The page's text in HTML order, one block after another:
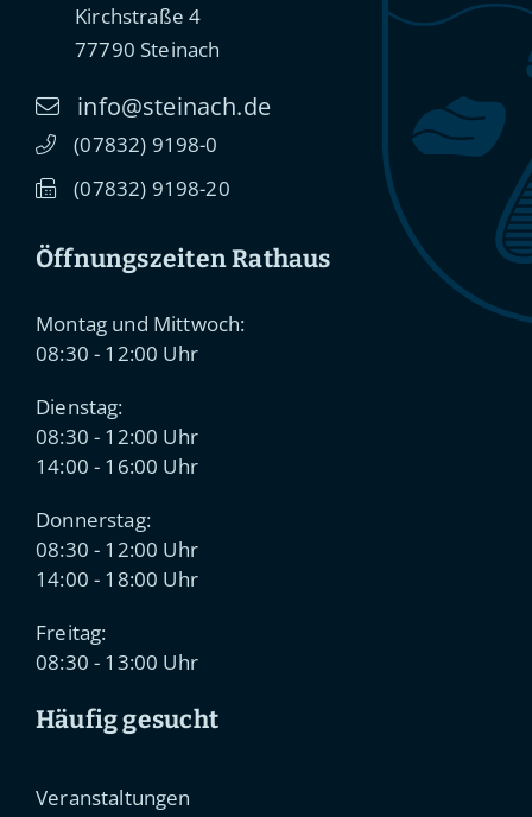
Kirchstraße 4
77790 Steinach
info@steinach.de
(07832) 91 98-0
(07832) 91 98-20
Öffnungszeiten Rathaus
Montag und Mittwoch:
08:30 - 12:00 Uhr
Dienstag:
08:30 - 12:00 Uhr
14:00 - 16:00 Uhr
Donnerstag:
08:30 - 12:00 Uhr
14:00 - 18:00 Uhr
Freitag:
08:30 - 13:00 Uhr
Häufig gesucht
Veranstaltungen